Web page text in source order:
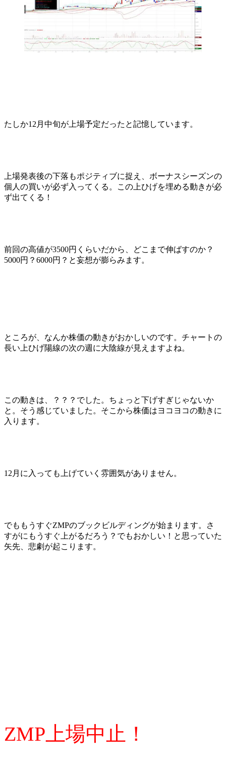
たしか12月中旬が上場予定だったと記憶しています。
上場発表後の下落もポジティブに捉え、ボーナスシーズンの
個人の買いが必ず入ってくる。この上ひげを埋める動きが必
ず出てくる！
前回の高値が3500円くらいだから、どこまで伸ばすのか？
5000円？6000円？と妄想が膨らみます。
ところが、なんか株価の動きがおかしいのです。チャートの
長い上ひげ陽線の次の週に大陰線が見えますよね。
この動きは、？？？でした。ちょっと下げすぎじゃないか
と。そう感じていました。そこから株価はヨコヨコの動きに
入ります。
12月に入っても上げていく雰囲気がありません。
でももうすぐZMPのブックビルディングが始まります。さ
すがにもうすぐ上がるだろう？でもおかしい！と思っていた
矢先、悲劇が起こります。
ZMP上場中止！